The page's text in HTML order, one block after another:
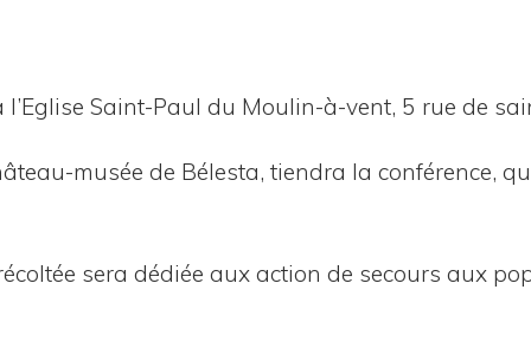
Saint-Paul du Mou­lin-à-vent, 5 rue de
musée de Béles­ta, tien­dra la confé­rence,
sera dédiée aux action de secours aux